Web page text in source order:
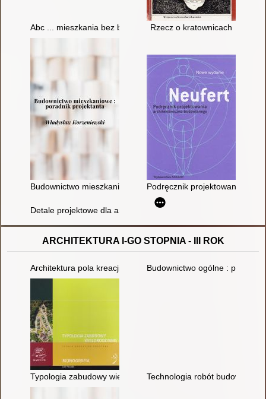
Abc ... mieszkania bez barier : jak dobrze zaprojektować,
Rzecz o kratownicach
Budownictwo mieszkaniowe : poradnik projektanta
Podręcznik projektowania
Detale projektowe dla architektów
ARCHITEKTURA I-GO STOPNIA - III ROK
Architektura pola kreacji teatralnejBudownictwo ogólne : praca
Typologia zabudowy wielorodzinnej : teoria, dydaktyka,
Technologia robót